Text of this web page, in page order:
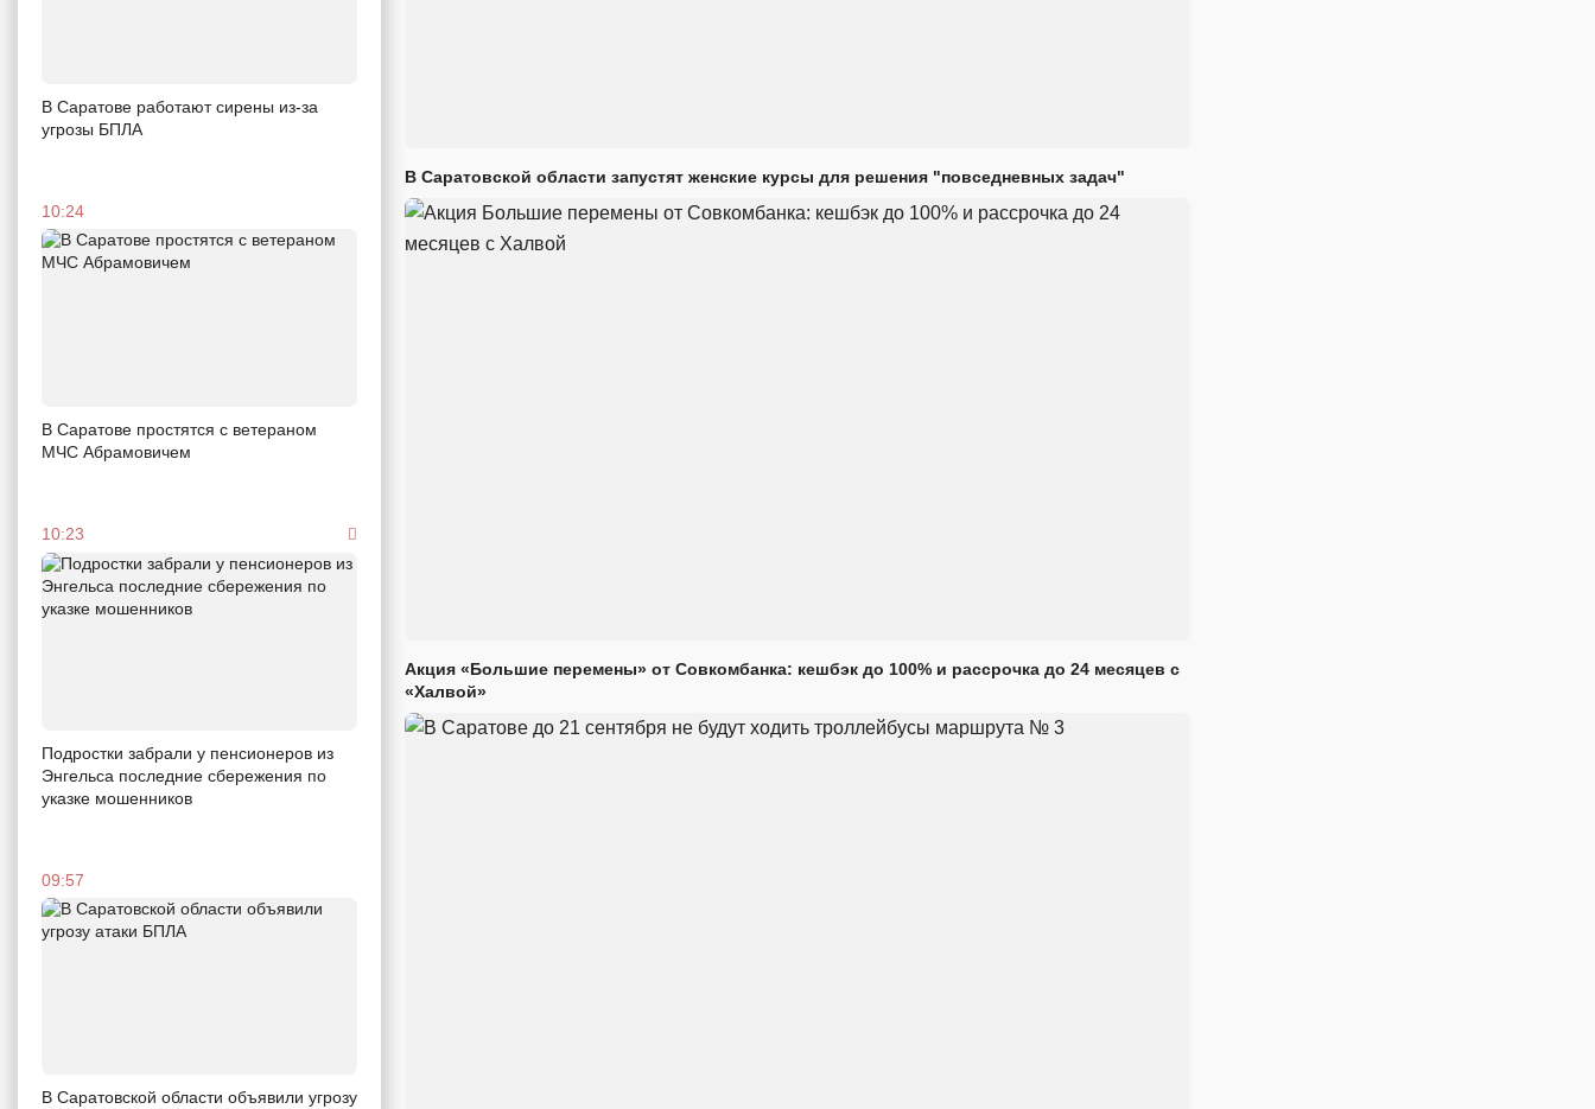
В Саратове работают сирены из-за
угрозы БПЛА
10:24
В Саратове простятся с ветераном
МЧС Абрамовичем
10:23
Подростки забрали у пенсионеров из
Энгельса последние сбережения по
указке мошенников
09:57
В Саратовской области объявили угрозу
В Саратовской области запустят женские курсы для решения "повседневных задач"
Акция «Большие перемены» от Совкомбанка: кешбэк до 100% и рассрочка до 24 месяцев с
«Халвой»